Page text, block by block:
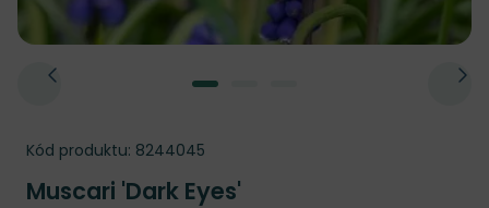
Kód produktu: 8244045
Muscari 'Dark Eyes'